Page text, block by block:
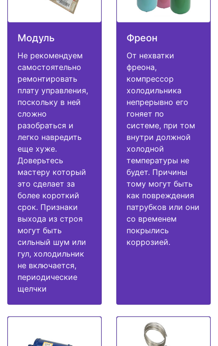
Модуль
Не рекомендуем
самостоятельно
ремонтировать
плату управления,
поскольку в ней
сложно
разобраться и
легко навредить
еще хуже.
Доверьтесь
мастеру который
это сделает за
более короткий
срок. Признаки
выхода из строя
могут быть
сильный шум или
гул, холодильник
не включается,
периодические
щелчки
Фреон
От нехватки
фреона,
компрессор
холодильника
непрерывно его
гоняет по
системе, при том
внутри должной
холодной
температуры не
будет. Причины
тому могут быть
как повреждения
патрубков или они
со временем
покрылись
коррозией.